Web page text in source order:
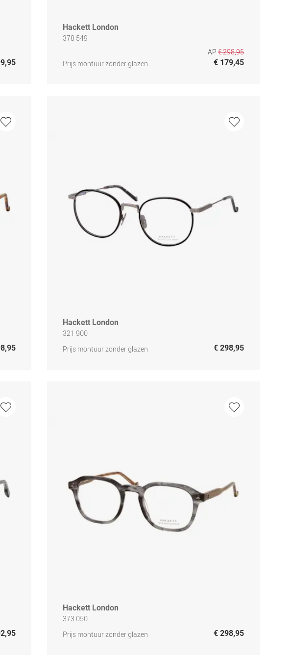
Hackett London
378 549
Prijs montuur zonder glazen
AP € 298,95
€ 179,45
Hackett London
321 900
Prijs montuur zonder glazen
€ 298,95
Hackett London
373 050
Prijs montuur zonder glazen
€ 298,95